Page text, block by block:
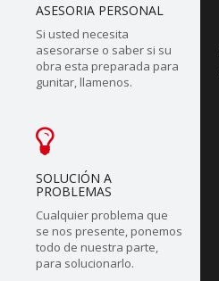
ASESORIA PERSONAL
Si usted necesita
asesorarse o saber si su
obra esta preparada para
gunitar, llamenos.
SOLUCIÓN A
PROBLEMAS
Cualquier problema que
se nos presente, ponemos
todo de nuestra parte,
para solucionarlo.